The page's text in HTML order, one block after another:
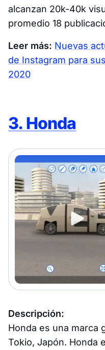
alcanzan 20k-40k
promedio 18
Leer más: Nuevas
de Instagram para
2020
3. Honda
Descripción:
Honda es una marca
Tokio, Japón. Honda